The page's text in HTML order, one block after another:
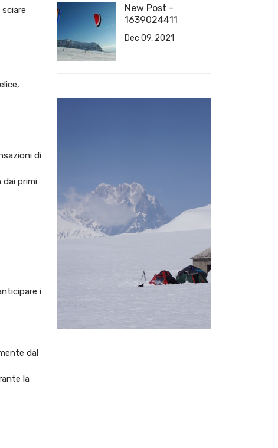
di
dai primi
i
dal
la
New Post -
1639024411
Dec 09, 2021